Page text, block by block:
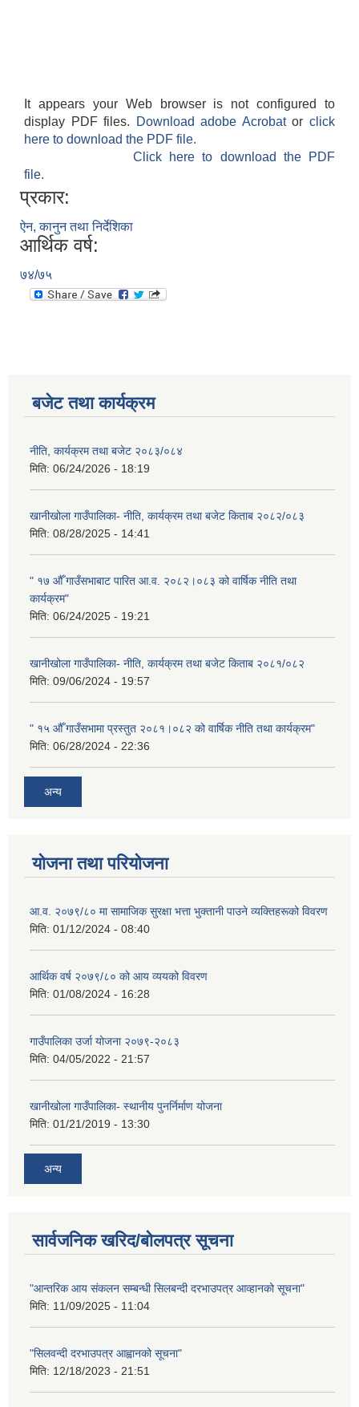
It appears your Web browser is not configured to
display PDF files.
Download adobe Acrobatorclick
here to download the PDF file.
Click here to download the PDF
file.
प्रकार:
ऐन, कानुन तथा निर्देशिका
आर्थिक वर्ष:
७४/७५
बजेट तथा कार्यक्रम
नीति, कार्यक्रम तथा बजेट २०८३/०८४
मिति: 06/24/2026 - 18:19
खानीखोला गाउँपालिका- नीति, कार्यक्रम तथा बजेट किताब २०८२/०८३
मिति: 08/28/2025 - 14:41
" १७ औँ गाउँसभाबाट पारित आ.व. २०८२।०८३ को वार्षिक नीति तथा
कार्यक्रम"
मिति: 06/24/2025 - 19:21
खानीखोला गाउँपालिका- नीति, कार्यक्रम तथा बजेट किताब २०८१/०८२
मिति: 09/06/2024 - 19:57
" १५ औँ गाउँसभामा प्रस्तुत २०८१।०८२ को वार्षिक नीति तथा कार्यक्रम"
मिति: 06/28/2024 - 22:36
अन्य
योजना तथा परियोजना
आ.व. २०७९/८० मा सामाजिक सुरक्षा भत्ता भुक्तानी पाउने व्यक्तिहरूको विवरण
मिति: 01/12/2024 - 08:40
आर्थिक वर्ष २०७९/८० को आय व्ययको विवरण
मिति: 01/08/2024 - 16:28
गाउँपालिका उर्जा योजना २०७९-२०८३
मिति: 04/05/2022 - 21:57
खानीखोला गाउँपालिका- स्थानीय पुनर्निर्माण योजना
मिति: 01/21/2019 - 13:30
अन्य
सार्वजनिक खरिद/बोलपत्र सूचना
"आन्तरिक आय संकलन सम्बन्धी सिलबन्दी दरभाउपत्र आव्हानको सूचना"
मिति: 11/09/2025 - 11:04
"सिलवन्दी दरभाउपत्र आह्वानको सूचना"
मिति: 12/18/2023 - 21:51